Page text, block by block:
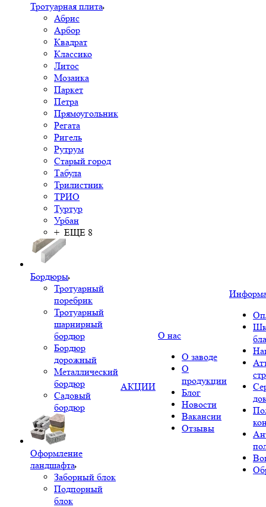
Тротуарная плита
Абрис
Арбор
Квадрат
Классико
Литос
Мозаика
Паркет
Петра
Прямоугольник
Регата
Ригель
Рутрум
Старый город
Табула
Трилистник
ТРИО
Туртур
Урбан
+ ЕЩЕ 8
Бордюры
Тротуарный
поребрик
Тротуарный
шарнирный
бордюр
Бордюр
дорожный
Металлический
бордюр
Садовый
бордюр
Оформление
ландшафта
Заборный блок
Подпорный
блок
АКЦИИ
О нас
О заводе
О
продукции
Блог
Новости
Вакансии
Отзывы